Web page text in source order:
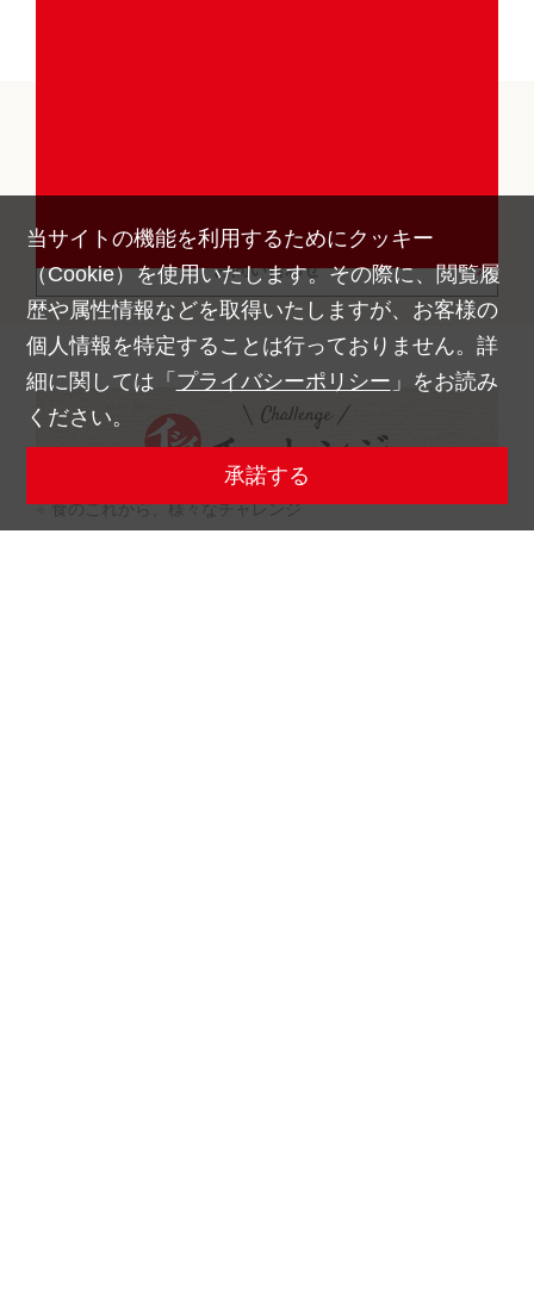
お問い合わせ
食のこれから、様々なチャレンジ
当サイトの機能を利用するためにクッキー
（Cookie）を使用いたします。その際に、閲覧履
歴や属性情報などを取得いたしますが、お客様の
個人情報を特定することは行っておりません。詳
細に関しては「 プライバシーポリシー 」をお読み
ください。
承諾する